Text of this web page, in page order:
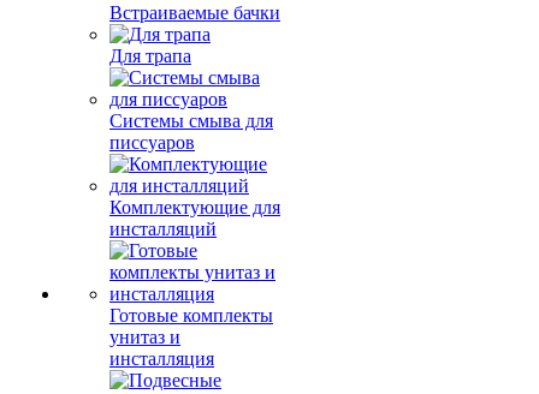
Встраиваемые бачки
Для трапа
Системы смыва для
писсуаров
Комплектующие для
инсталляций
Готовые комплекты
унитаз и
инсталляция